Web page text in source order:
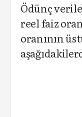
Ödünç
reel faiz
oranının